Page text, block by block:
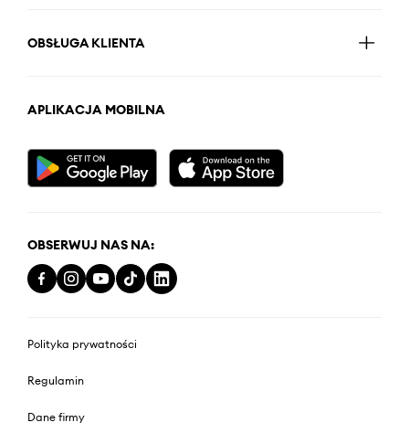
OBSŁUGA KLIENTA
APLIKACJA MOBILNA
OBSERWUJ NAS NA:
Polityka prywatności
Regulamin
Dane firmy